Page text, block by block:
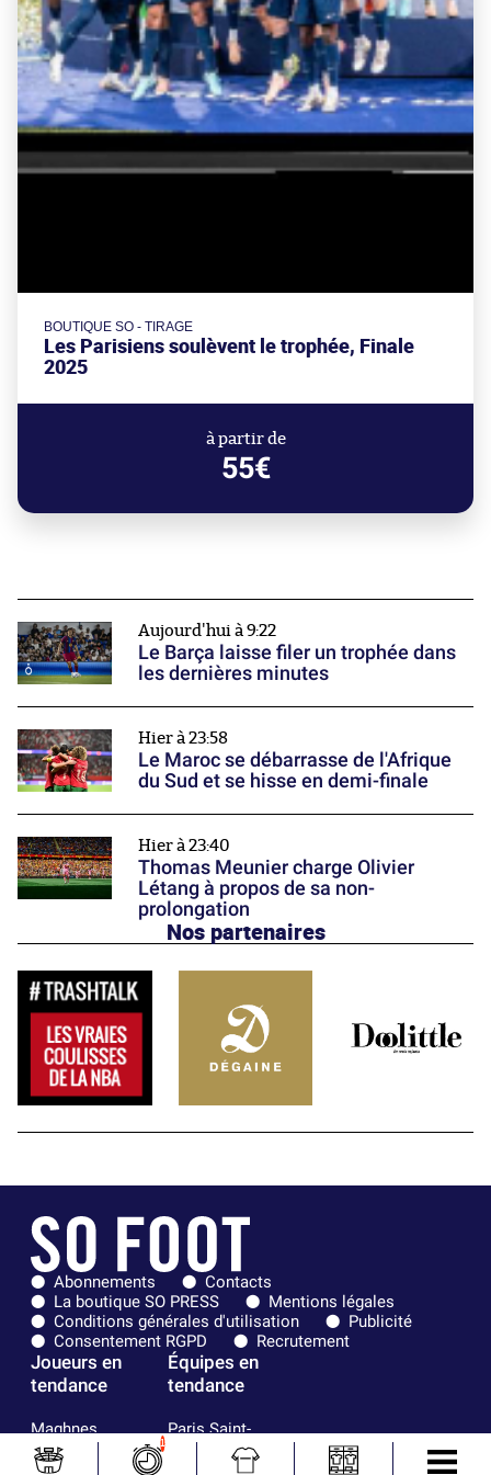
BOUTIQUE SO - TIRAGE
Les Parisiens soulèvent le trophée, Finale
2025
à partir de
55€
Aujourd'hui à 9:22
Le Barça laisse filer un trophée dans
les dernières minutes
Hier à 23:58
Le Maroc se débarrasse de l'Afrique
du Sud et se hisse en demi-finale
Hier à 23:40
Thomas Meunier charge Olivier
Létang à propos de sa non-
prolongation
Nos partenaires
Abonnements
Contacts
La boutique SO PRESS
Mentions légales
Conditions générales d'utilisation
Publicité
Consentement RGPD
Recrutement
Joueurs en
tendance
Maghnes
Akliouche
Mohamed
Équipes en
tendance
Paris Saint-
Germain
Olympique de
1